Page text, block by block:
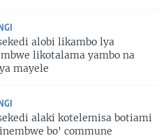
alobi likambo lya
likotalama yambo na
mayele
alaki kotelemisa botiami
bo' commune